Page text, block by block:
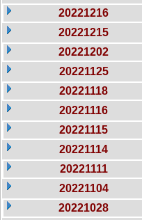
20221216
20221215
20221202
20221125
20221118
20221116
20221115
20221114
20221111
20221104
20221028